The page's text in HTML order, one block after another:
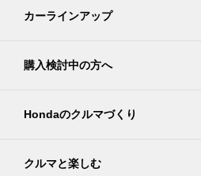
カーラインアップ
購入検討中の方へ
Hondaのクルマづくり
クルマと楽しむ